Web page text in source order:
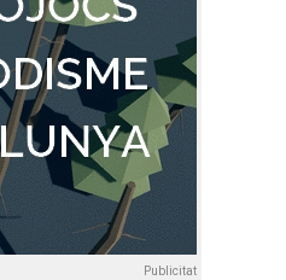
Publicitat